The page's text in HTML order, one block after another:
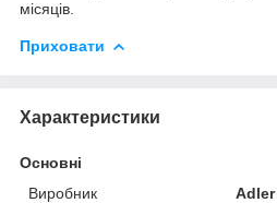
місяців.
Приховати
Характеристики
Основні
Виробник
Adler